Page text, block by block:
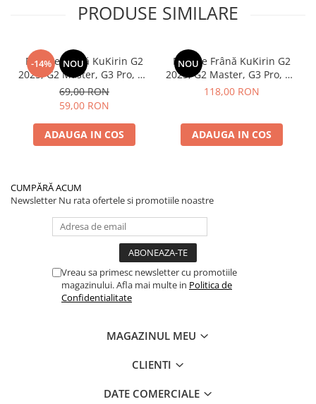
PRODUSE SIMILARE
-14% NOU
Plăcuțe Frână KuKirin G2
2025, G2 Master, G3 Pro, G4
– Set 2 Bucăți (Față sau
Spate) Premium
69,00 RON
59,00 RON
ADAUGA IN COS
NOU
Plăcuțe Frână KuKirin G2
2025, G2 Master, G3 Pro, G4
– 4 Bucăți (Set Complet Față
118,00 RON
ADAUGA IN COS
CUMPĂRĂ ACUM
Newsletter Nu rata ofertele si promotiile noastre
Vreau sa primesc newsletter cu promotiile
magazinului. Afla mai multe in Politica de
Confidentialitate
MAGAZINUL MEU
CLIENTI
DATE COMERCIALE